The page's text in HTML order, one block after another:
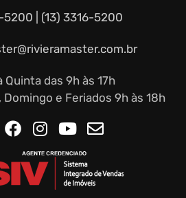
5200 | (13) 3316-5200
Quinta das 9h às 17h
Domingo e Feriados 9h às 18h